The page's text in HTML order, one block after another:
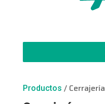
Productos / Cerrajería